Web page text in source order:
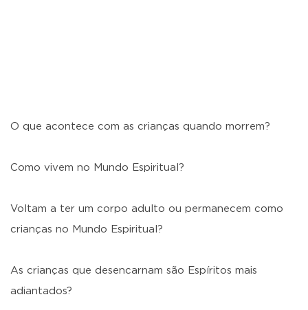
O que acontece com as crianças quando morrem?
Como vivem no Mundo Espiritual?
Voltam a ter um corpo adulto ou permanecem como
crianças no Mundo Espiritual?
As crianças que desencarnam são Espíritos mais
adiantados?